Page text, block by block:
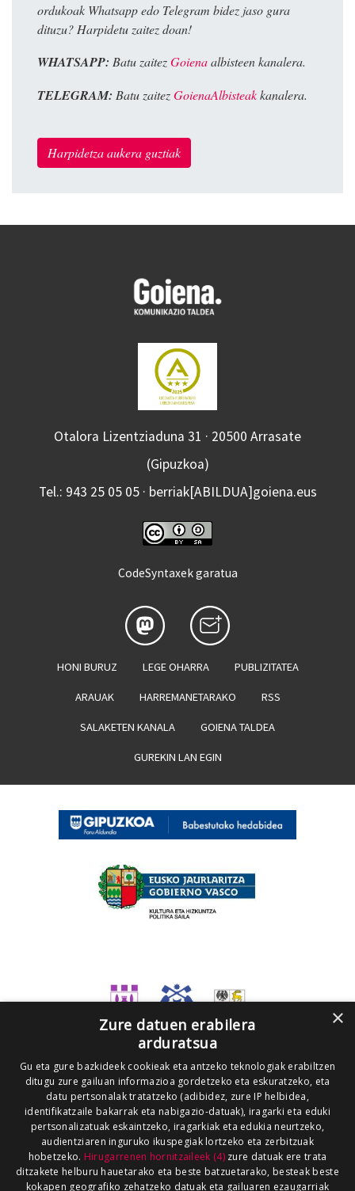
ordukoak Whatsapp edo Telegram bidez jaso gura
dituzu? Harpidetu zaitez doan!
WHATSAPP: Batu zaitezGoienaalbisteen kanalera.
TELEGRAM: Batu zaitezGoienaAlbisteakkanalera.
Harpidetza aukera guztiak
Otalora Lizentziaduna 31 · 20500 Arrasate
(Gipuzkoa)
Tel.: 943 25 05 05 · berriak[ABILDUA]goiena.eus
CodeSyntaxek garatua
HONI BURUZ LEGE OHARRA PUBLIZITATEA
ARAUAK HARREMANETARAKO RSS
SALAKETEN KANALA GOIENA TALDEA
GUREKIN LAN EGIN
×
Zure datuen erabilera
arduratsua
Gu eta gure bazkideek cookieak eta antzeko teknologiak erabiltzen
ditugu zure gailuan informazioa gordetzeko eta eskuratzeko, eta
datu pertsonalak tratatzeko (adibidez, zure IP helbidea,
identifikatzaile bakarrak eta nabigazio-datuak), iragarki eta eduki
pertsonalizatuak eskaintzeko, iragarkiak eta edukia neurtzeko,
audientziaren inguruko ikuspegiak lortzeko eta zerbitzuak
hobetzeko. Hirugarrenen hornitzaileek (4)zure datuak ere trata
ditzakete helburu hauetarako eta beste batzuetarako, besteak beste
kokapen geografiko zehatzeko datuak eta gailuaren ezaugarriak